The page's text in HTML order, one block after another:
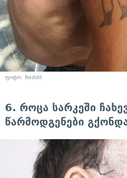
ფოტო: Reddit
6. როცა სარკეში
წარმოდგენები